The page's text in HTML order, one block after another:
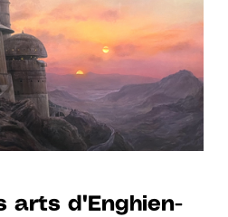
arts d'Enghien-